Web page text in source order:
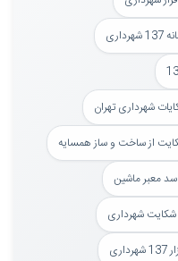
شهرداری تهران
از ساخت و ساز همسایه
معبر ماشین
شکایت شهرداری